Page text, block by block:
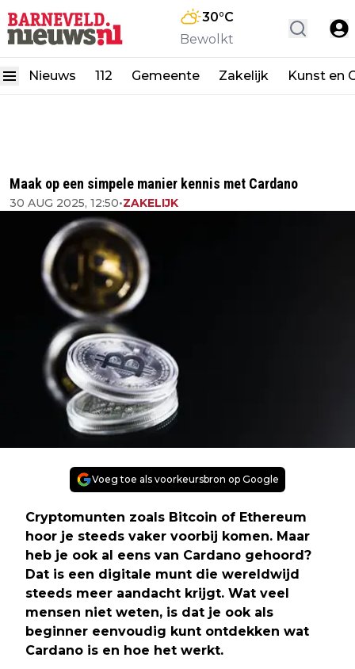
30°C
Bewolkt
Nieuws 112 Gemeente Zakelijk Kunst en
Maak op een simpele manier kennis met Cardano
30 AUG 2025, 12:50•ZAKELIJK
Voeg toe als voorkeursbron op Google
Cryptomunten zoals Bitcoin of Ethereum
hoor je steeds vaker voorbij komen. Maar
heb je ook al eens van Cardano gehoord?
Dat is een digitale munt die wereldwijd
steeds meer aandacht krijgt. Wat veel
mensen niet weten, is dat je ook als
beginner eenvoudig kunt ontdekken wat
Cardano is en hoe het werkt.